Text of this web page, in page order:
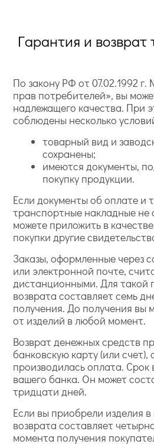
Гарантия и возврат
По закону РФ от 07.02.1992
прав потребителей», вы
надлежащего качества. При
соблюдены несколько
товарный вид и
сохранены;
имеются документы,
покупку продукции.
Если документы об оплате и
транспортные накладные не
можете приложить в
покупки другие
Заказы, оформленные через
или электронной почте,
дистанционными. Для такой
возврата составляет семь
получения. До получения вы
от изделий в любой момент.
Возврат денежных средств
банковскую карту (или счет),
производилась оплата. Срок
вашего банка. Он может
тридцати дней.
Если вы приобрели изделия
возврата составляет
момента получения